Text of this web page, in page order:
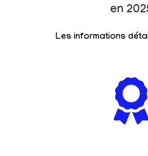
en
Les informations